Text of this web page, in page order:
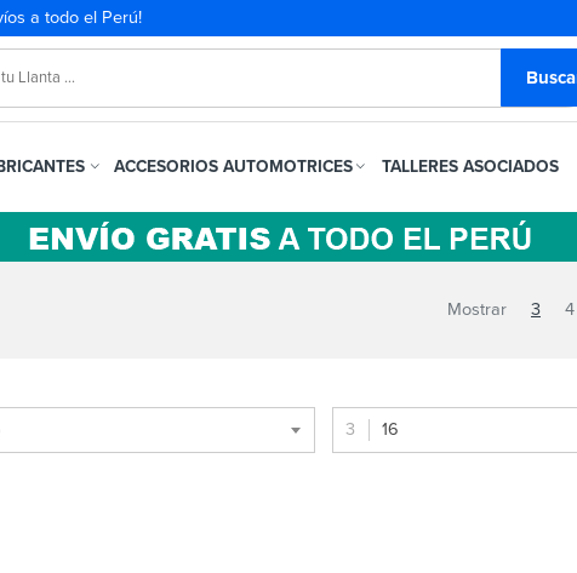
a todo el Perú!
ACCESORIOS AUTOMOTRICES TALLERES ASOCIADOS
Mostrar 3 4
16